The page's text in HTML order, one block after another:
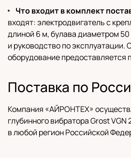
Что входит в комплект
входят: электродвигатель с
длиной 6 м, булава диаметром
и руководство по эксплуатации.
оборудование предоставляется
Поставка по
Компания «АЙРОНТЕХ»
глубинного вибратора Grost
в любой регион Российской